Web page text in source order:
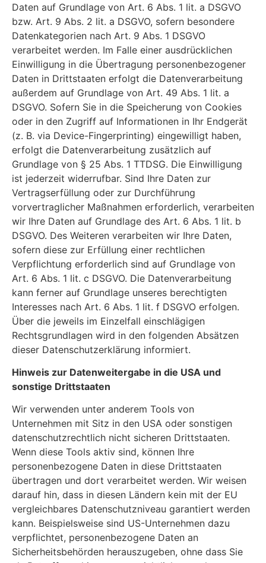
Daten auf Grundlage von Art. 6 Abs. 1 lit. a DSGVO
bzw. Art. 9 Abs. 2 lit. a DSGVO, sofern besondere
Datenkategorien nach Art. 9 Abs. 1 DSGVO
verarbeitet werden. Im Falle einer ausdrücklichen
Einwilligung in die Übertragung personenbezogener
Daten in Drittstaaten erfolgt die Datenverarbeitung
außerdem auf Grundlage von Art. 49 Abs. 1 lit. a
DSGVO. Sofern Sie in die Speicherung von Cookies
oder in den Zugriff auf Informationen in Ihr Endgerät
(z. B. via Device-Fingerprinting) eingewilligt haben,
erfolgt die Datenverarbeitung zusätzlich auf
Grundlage von § 25 Abs. 1 TTDSG. Die Einwilligung
ist jederzeit widerrufbar. Sind Ihre Daten zur
Vertragserfüllung oder zur Durchführung
vorvertraglicher Maßnahmen erforderlich, verarbeiten
wir Ihre Daten auf Grundlage des Art. 6 Abs. 1 lit. b
DSGVO. Des Weiteren verarbeiten wir Ihre Daten,
sofern diese zur Erfüllung einer rechtlichen
Verpflichtung erforderlich sind auf Grundlage von
Art. 6 Abs. 1 lit. c DSGVO. Die Datenverarbeitung
kann ferner auf Grundlage unseres berechtigten
Interesses nach Art. 6 Abs. 1 lit. f DSGVO erfolgen.
Über die jeweils im Einzelfall einschlägigen
Rechtsgrundlagen wird in den folgenden Absätzen
dieser Datenschutzerklärung informiert.
Hinweis zur Datenweitergabe in die USA und
sonstige Drittstaaten
Wir verwenden unter anderem Tools von
Unternehmen mit Sitz in den USA oder sonstigen
datenschutzrechtlich nicht sicheren Drittstaaten.
Wenn diese Tools aktiv sind, können Ihre
personenbezogene Daten in diese Drittstaaten
übertragen und dort verarbeitet werden. Wir weisen
darauf hin, dass in diesen Ländern kein mit der EU
vergleichbares Datenschutzniveau garantiert werden
kann. Beispielsweise sind US-Unternehmen dazu
verpflichtet, personenbezogene Daten an
Sicherheitsbehörden herauszugeben, ohne dass Sie